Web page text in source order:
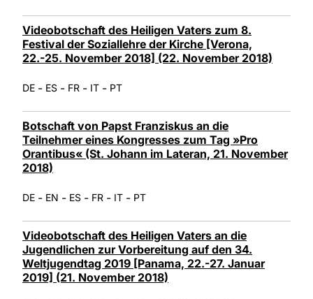
Videobotschaft des Heiligen Vaters zum 8.
Festival der Soziallehre der Kirche [Verona,
22.-25. November 2018] (22. November 2018)
DE - ES - FR - IT - PT
Botschaft von Papst Franziskus an die
Teilnehmer eines Kongresses zum Tag »Pro
Orantibus« (St. Johann im Lateran, 21. November
2018)
DE - EN - ES - FR - IT - PT
Videobotschaft des Heiligen Vaters an die
Jugendlichen zur Vorbereitung auf den 34.
Weltjugendtag 2019 [Panama, 22.-27. Januar
2019] (21. November 2018)